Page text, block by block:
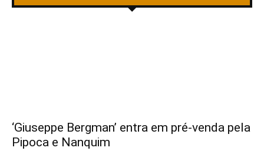
‘Giuseppe Bergman’ entra em pré-venda pela
Pipoca e Nanquim